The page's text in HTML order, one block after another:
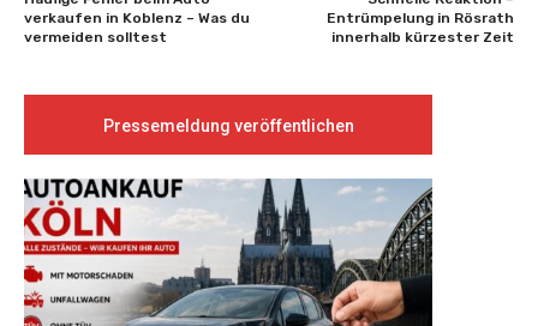
verkaufen in Koblenz – Was du
vermeiden solltest
Entrümpelung in Rösrath
innerhalb kürzester Zeit
Pressemeldung veröffentlichen